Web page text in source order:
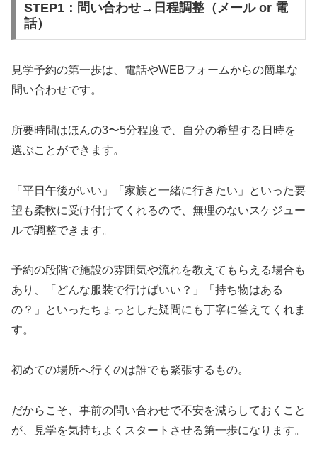
STEP1：問い合わせ→日程調整（メール or 電
話）
見学予約の第一歩は、電話やWEBフォームからの簡単な
問い合わせです。
所要時間はほんの3〜5分程度で、自分の希望する日時を
選ぶことができます。
「平日午後がいい」「家族と一緒に行きたい」といった要
望も柔軟に受け付けてくれるので、無理のないスケジュー
ルで調整できます。
予約の段階で施設の雰囲気や流れを教えてもらえる場合も
あり、「どんな服装で行けばいい？」「持ち物はある
の？」といったちょっとした疑問にも丁寧に答えてくれま
す。
初めての場所へ行くのは誰でも緊張するもの。
だからこそ、事前の問い合わせで不安を減らしておくこと
が、見学を気持ちよくスタートさせる第一歩になります。